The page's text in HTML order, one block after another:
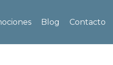
Blog Contacto